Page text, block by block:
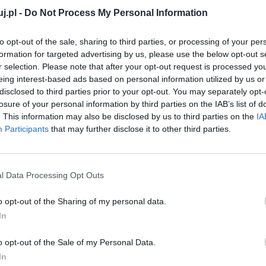
- Do Not Process My Personal Information
opt-out of the sale, sharing to third parties, or processing of your
for targeted advertising by us, please use the below opt-out
selection. Please note that after your opt-out request is processed
interest-based ads based on personal information utilized by us
to third parties prior to your opt-out. You may separately
of your personal information by third parties on the IAB’s list of
This information may also be disclosed by us to third parties on the
Participants that may further disclose it to other third parties.
Data Processing Opt Outs
opt-out of the Sharing of my personal data.
opt-out of the Sale of my Personal Data.
stopniu rozgrywa się w duszy każdego z
własnych pasji, tęsknot i marzeń, a nawet
z jednej strony z bezpieczeństwem życiowym, a z
głosem serca, lecz jako jednostka wybitnie
wykłady wygłasza przy dziecku, w którego
praojca. Nie można w tym przypadku pominąć
świadomie używał w języku, opisując różne aspekty
miał podkreślić u czytelnika przekonanie, że
wymiarów realistycznego i religijno-
sprowadzać do domu egzotyczne ptaki i hodować je
pomiędzy sobą, chcąc stworzyć nowy gatunek,
nad materią i odtworzenia boskiego aktu
w sferze intelektualnej i duchowej, lecz także –
przegrywa ze zdroworozsądkowym,